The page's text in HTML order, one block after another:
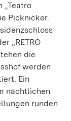
„Teatro
Picknicker.
„RETRO
die
werden
Ein
nächtlichen
runden